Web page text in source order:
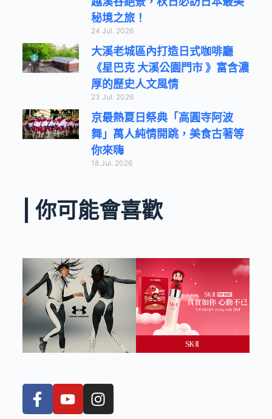
秘境之旅！
24 Jul. 2026
大溪老城區內打造日式咖啡廳
《星巴克 大溪公園門市 》富含濃
厚的歷史人文風情
23 Jul. 2026
京最熱夏日祭典「高圓寺阿波
舞」萬人純情開跳，美食古著等
你來嗨
18 Jul. 2026
| 你可能會喜歡